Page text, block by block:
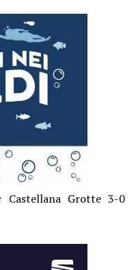
Castellana Grotte 3-0